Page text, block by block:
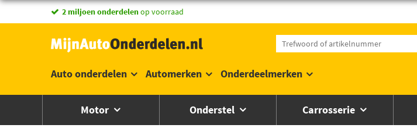
2 miljoen onderdelenop voorraad
Auto onderdelen Automerken Onderdeelmerken
Motor Onderstel Carrosserie